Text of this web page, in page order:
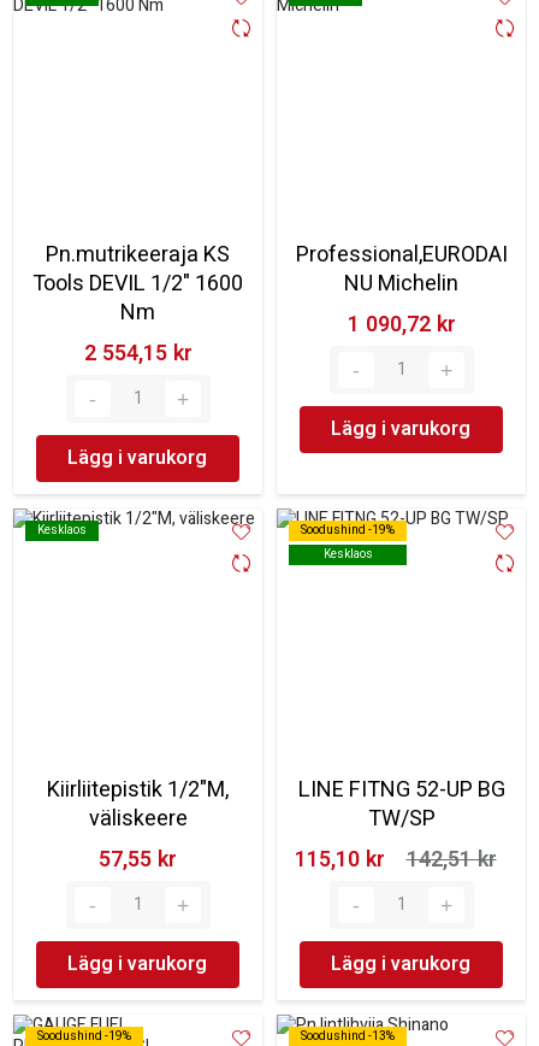
Pn.mutrikeeraja KS
Tools DEVIL 1/2" 1600
Nm
2 554,15 kr‎
Lägg i varukorg
Professional,EURODAI
NU Michelin
1 090,72 kr‎
Lägg i varukorg
Kesklaos
Kesklaos
Kiirliitepistik 1/2"M,
väliskeere
57,55 kr‎
Lägg i varukorg
Soodushind -19%
Kesklaos
Soodushind -19%
Kesklaos
LINE FITNG 52-UP BG
TW/SP
115,10 kr‎
142,51 kr‎
Lägg i varukorg
Soodushind -19%
Soodushind -19%
Soodushind -13%
Soodushind -13%